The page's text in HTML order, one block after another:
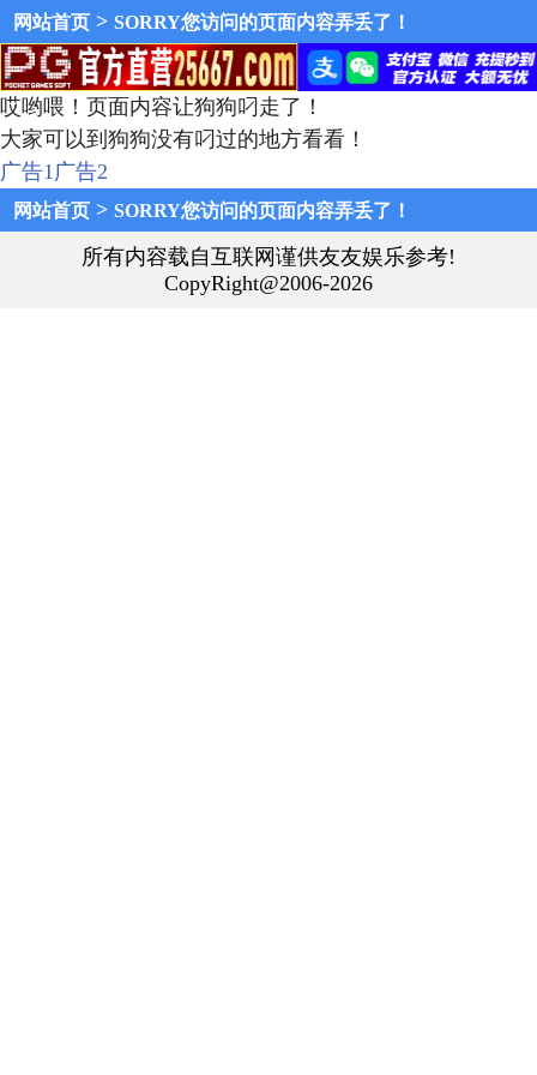
网站首页 > SORRY您访问的页面内容弄丢了！
哎哟喂！页面内容让狗狗叼走了！
大家可以到狗狗没有叼过的地方看看！
广告1广告2
网站首页 > SORRY您访问的页面内容弄丢了！
所有内容载自互联网谨供友友娱乐参考!
CopyRight@2006-2026